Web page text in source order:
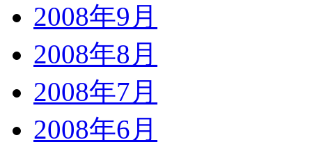
2008年9月
2008年8月
2008年7月
2008年6月